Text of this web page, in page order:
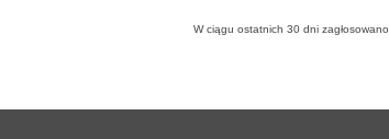
W ciągu ostatnich 30 dni zagłosowano